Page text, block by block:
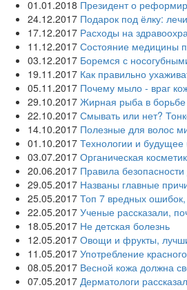
01.01.2018 Президент о
24.12.2017 Подарок под ёлку:
17.12.2017 Расходы на
11.12.2017 Состояние медицины
03.12.2017 Боремся с
19.11.2017 Как правильно
05.11.2017 Почему мыло - враг
29.10.2017 Жирная рыба в
22.10.2017 Смывать или нет?
14.10.2017 Полезные для волос
01.10.2017 Технологии и будущее
03.07.2017 Органическая
20.06.2017 Правила
29.05.2017 Названы главные
25.05.2017 Топ 7 вредных
22.05.2017 Ученые рассказали,
18.05.2017 Не детская болезнь
12.05.2017 Овощи и фрукты,
11.05.2017 Употребление
08.05.2017 Весной кожа должна
07.05.2017 Дерматологи